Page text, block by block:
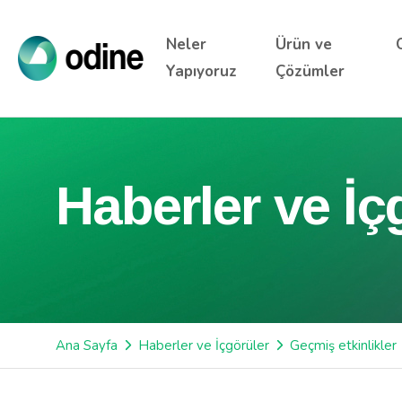
Neler
Yapıyoruz
Ürün ve
Çözümler
Haberler ve
Ana Sayfa Haberler ve İçgörüler Geçmiş etkinlikler